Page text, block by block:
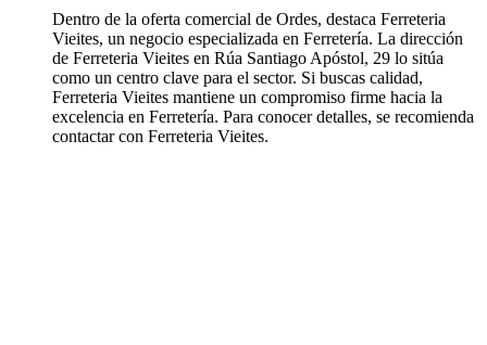
Dentro de la oferta comercial de Ordes, destaca Ferreteria
Vieites, un negocio especializada en Ferretería. La dirección
de Ferreteria Vieites en Rúa Santiago Apóstol, 29 lo sitúa
como un centro clave para el sector. Si buscas calidad,
Ferreteria Vieites mantiene un compromiso firme hacia la
excelencia en Ferretería. Para conocer detalles, se recomienda
contactar con Ferreteria Vieites.